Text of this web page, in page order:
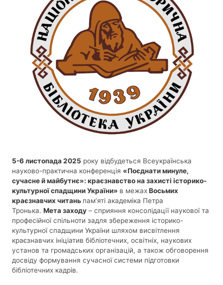
5-6 листопада 2025 року відбудеться Всеукраїнська
науково-практична конференція «Поєднати минуле,
сучасне й майбутнє»: краєзнавство на захисті історико-
культурної спадщини України» в межахВосьмих
краєзнавчих читань пам’яті академіка Петра
Тронька. Мета заходу – сприяння консолідації наукової та
професійної спільноти задля збереження історико-
культурної спадщини України шляхом висвітлення
краєзнавчих ініціатив бібліотечних, освітніх, наукових
установ та громадських організацій, а також обговорення
досвіду формування сучасної системи підготовки
бібліотечних кадрів.